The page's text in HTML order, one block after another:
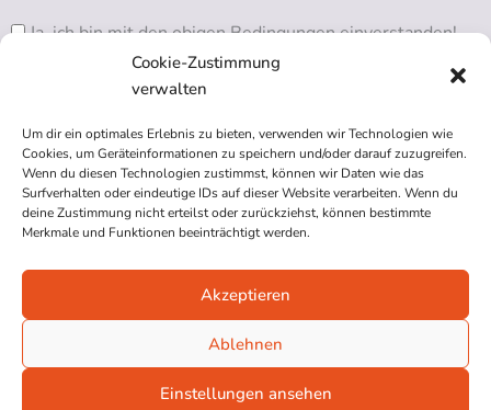
Cookie-Zustimmung
verwalten
Um dir ein optimales Erlebnis zu bieten, verwenden wir Technologien wie
Cookies, um Geräteinformationen zu speichern und/oder darauf zuzugreifen.
Wenn du diesen Technologien zustimmst, können wir Daten wie das
Surfverhalten oder eindeutige IDs auf dieser Website verarbeiten. Wenn du
deine Zustimmung nicht erteilst oder zurückziehst, können bestimmte
Merkmale und Funktionen beeinträchtigt werden.
Akzeptieren
Ablehnen
Einstellungen ansehen
Ja, ich bin mit den obigen Bedingungen einverstanden!
RSS ABONNIEREN
Cookie-Richtlinie (EU)